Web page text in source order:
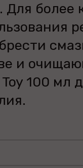
Для более
и
Toy 100 мл